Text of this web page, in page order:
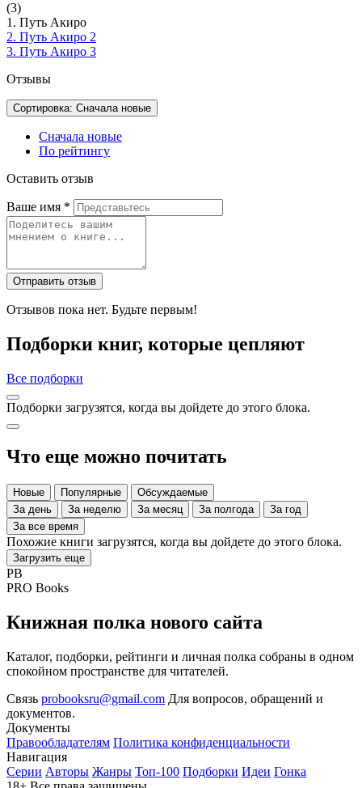
(3)
1. Путь Акиро
2. Путь Акиро 2
3. Путь Акиро 3
Отзывы
Сортировка: Сначала новые
Сначала новые
По рейтингу
Оставить отзыв
Ваше имя *
Отправить отзыв
Отзывов пока нет. Будьте первым!
Подборки книг, которые цепляют
Все подборки
Подборки загрузятся, когда вы дойдете до этого блока.
Что еще можно почитать
Новые Популярные
Обсуждаемые
За день
За неделю За месяц За полгода
За год
За все время
Похожие книги загрузятся, когда вы дойдете до этого блока.
Загрузить еще
PB
PRO Books
Книжная полка нового сайта
Каталог, подборки, рейтинги и личная полка собраны в одном
спокойном пространстве для читателей.
Связь probooksru@gmail.com Для вопросов, обращений и
документов.
Документы
Правообладателям Политика конфиденциальности
Навигация
Серии Авторы Жанры Топ-100 Подборки Идеи Гонка